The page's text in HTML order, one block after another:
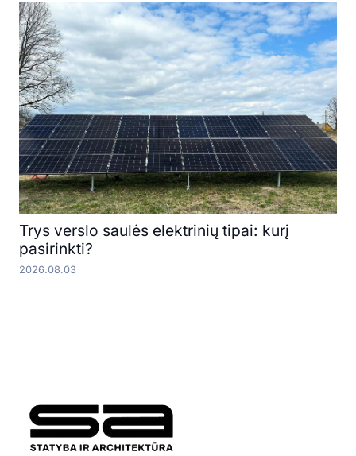
Trys verslo saulės elektrinių tipai: kurį
pasirinkti?
2026.08.03